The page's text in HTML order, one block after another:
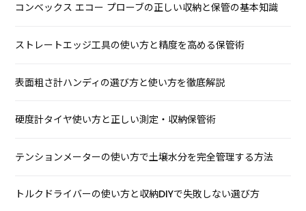
コンベックス エコー プローブの正しい収納と保管の基本知識
ストレートエッジ工具の使い方と精度を高める保管術
表面粗さ計ハンディの選び方と使い方を徹底解説
硬度計タイヤ使い方と正しい測定・収納保管術
テンションメーターの使い方で土壌水分を完全管理する方法
トルクドライバーの使い方と収納DIYで失敗しない選び方